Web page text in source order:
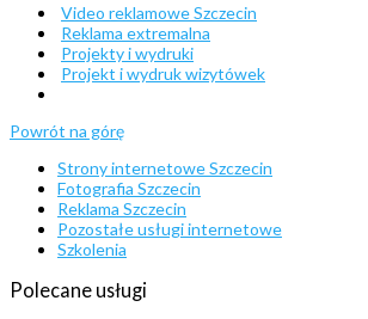
Video reklamowe Szczecin
Reklama extremalna
Projekty i wydruki
Projekt i wydruk wizytówek
Powrót na górę
Strony internetowe Szczecin
Fotografia Szczecin
Reklama Szczecin
Pozostałe usługi internetowe
Szkolenia
Polecane usługi